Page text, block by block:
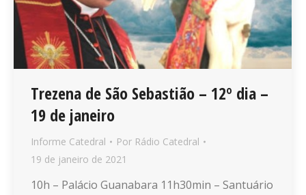
Trezena de São Sebastião – 12º dia –
19 de janeiro
Informe Catedral Por Rádio Catedral
19 de janeiro de 2021
10h – Palácio Guanabara 11h30min – Santuário